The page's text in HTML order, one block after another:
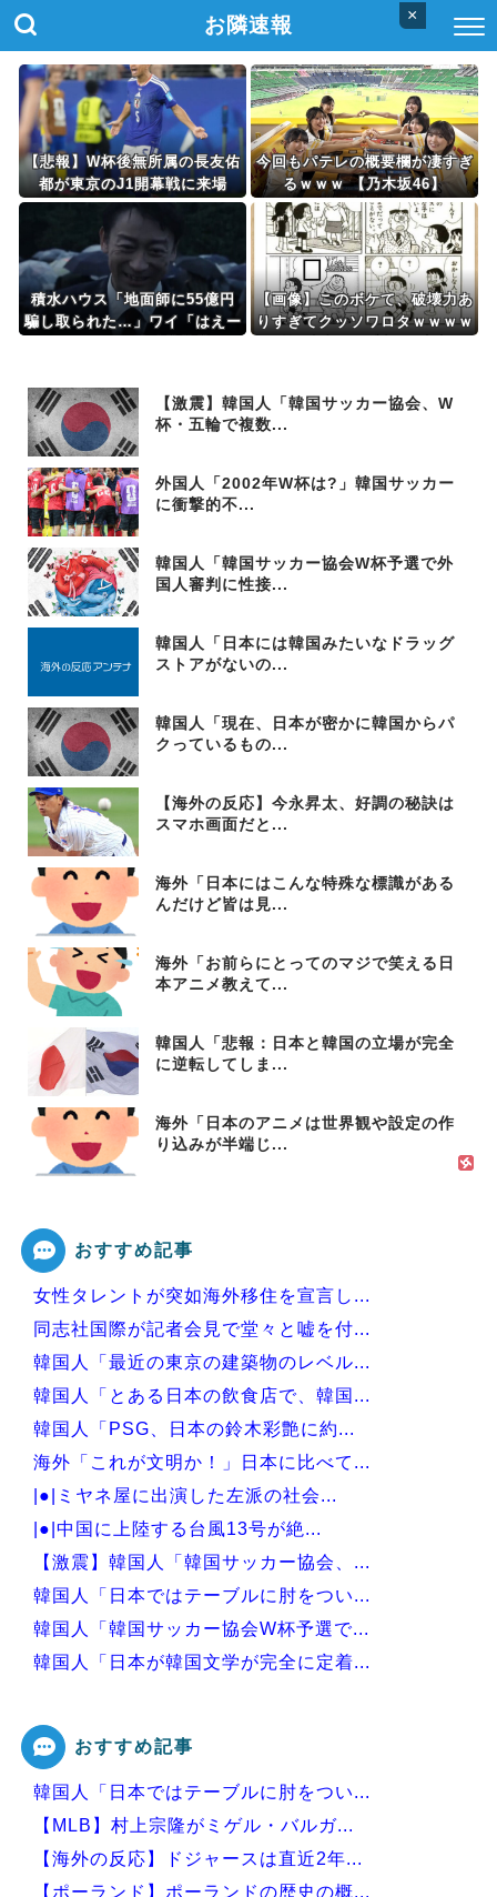
×
お隣速報
【悲報】W杯後無所属の長友佑
都が東京のJ1開幕戦に来場
「みなさまへご挨拶させていた
だきます」
今回もパテレの概要欄が凄すぎ
るｗｗｗ 【乃木坂46】
積水ハウス「地面師に55億円
騙し取られた…」ワイ「はえー
【画像】このボケて、破壊力あ
りすぎてクッソワロタｗｗｗｗ
【激震】韓国人「韓国サッカー協会、W
杯・五輪で複数...
外国人「2002年W杯は?」韓国サッカー
に衝撃的不...
韓国人「韓国サッカー協会W杯予選で外
国人審判に性接...
韓国人「日本には韓国みたいなドラッグ
ストアがないの...
韓国人「現在、日本が密かに韓国からパ
クっているもの...
【海外の反応】今永昇太、好調の秘訣は
スマホ画面だと...
海外「日本にはこんな特殊な標識がある
んだけど皆は見...
海外「お前らにとってのマジで笑える日
本アニメ教えて...
韓国人「悲報：日本と韓国の立場が完全
に逆転してしま...
海外「日本のアニメは世界観や設定の作
り込みが半端じ...
おすすめ記事
女性タレントが突如海外移住を宣言し...
同志社国際が記者会見で堂々と嘘を付...
韓国人「最近の東京の建築物のレベル...
韓国人「とある日本の飲食店で、韓国...
韓国人「PSG、日本の鈴木彩艶に約...
海外「これが文明か！」日本に比べて...
|●|ミヤネ屋に出演した左派の社会...
|●|中国に上陸する台風13号が絶...
【激震】韓国人「韓国サッカー協会、...
韓国人「日本ではテーブルに肘をつい...
韓国人「韓国サッカー協会W杯予選で...
韓国人「日本が韓国文学が完全に定着...
Powered by livedoor 相互RSS
おすすめ記事
韓国人「日本ではテーブルに肘をつい...
【MLB】村上宗隆がミゲル・バルガ...
【海外の反応】ドジャースは直近2年...
【ポーランド】ポーランドの歴史の概...